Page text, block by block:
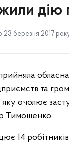
дію
23 березня 2017 року
обласна
та
яку очолює
Тимошенко.
14 робітників